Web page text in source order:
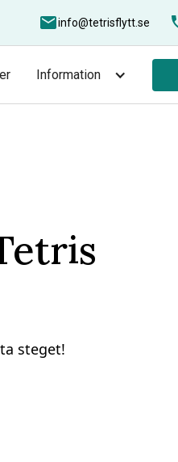
info@tetrisflytt.se
Information
steget!